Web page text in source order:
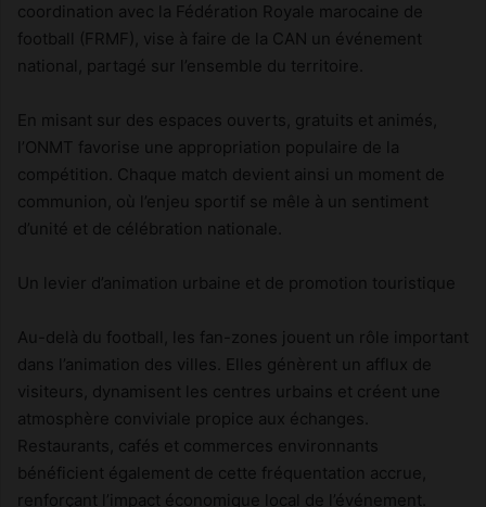
coordination avec la Fédération Royale marocaine de
football (FRMF), vise à faire de la CAN un événement
national, partagé sur l’ensemble du territoire.
En misant sur des espaces ouverts, gratuits et animés,
l’ONMT favorise une appropriation populaire de la
compétition. Chaque match devient ainsi un moment de
communion, où l’enjeu sportif se mêle à un sentiment
d’unité et de célébration nationale.
Un levier d’animation urbaine et de promotion touristique
Au-delà du football, les fan-zones jouent un rôle important
dans l’animation des villes. Elles génèrent un afflux de
visiteurs, dynamisent les centres urbains et créent une
atmosphère conviviale propice aux échanges.
Restaurants, cafés et commerces environnants
bénéficient également de cette fréquentation accrue,
renforçant l’impact économique local de l’événement.